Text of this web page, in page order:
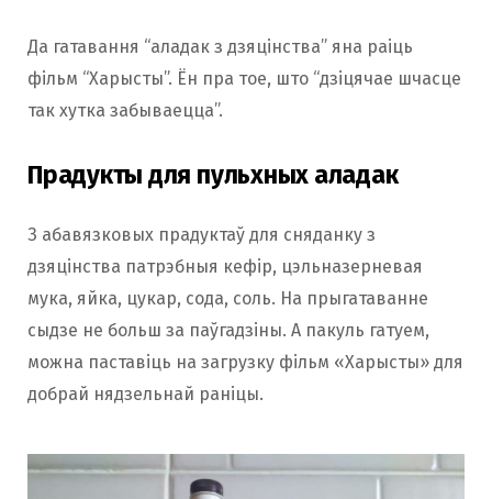
Да гатавання “аладак з дзяцінства” яна раіць
фільм “Харысты”. Ён пра тое, што “дзіцячае шчасце
так хутка забываецца”.
Прадукты для пульхных аладак
З абавязковых прадуктаў для сняданку з
дзяцінства патрэбныя кефір, цэльназерневая
мука, яйка, цукар, сода, соль. На прыгатаванне
сыдзе не больш за паўгадзіны. А пакуль гатуем,
можна паставіць на загрузку фільм «Харысты» для
добрай нядзельнай раніцы.